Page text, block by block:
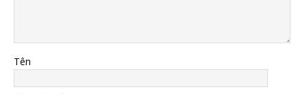
Tên